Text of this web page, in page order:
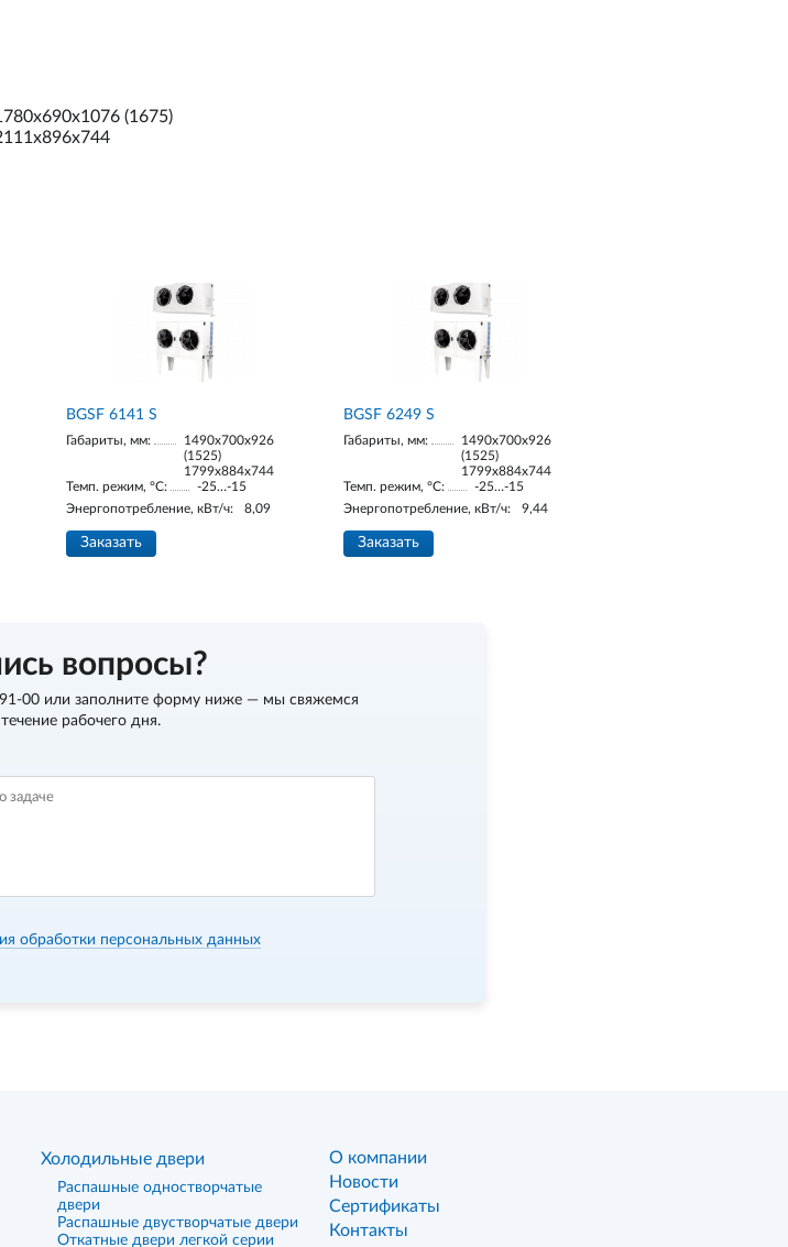
(1675)
BGSF 6141 S
Габариты, мм:
1490х700х926
(1525)
1799х884х744
Темп. режим, °С:
-25…-15
Энергопотребление, кВт/ч:
8,09
Заказать
BGSF 6249 S
Габариты, мм:
1490х700х926
(1525)
1799х884х744
Темп. режим, °С:
-25…-15
Энергопотребление, кВт/ч:
9,44
Заказать
вопросы?
00или заполните форму ниже — мы свяжемся
рабочего дня.
обработки персональных данных
Холодильные двери
Распашные одностворчатые
двери
Распашные двустворчатые двери
Откатные двери легкой серии
О компании
Новости
Сертификаты
Контакты